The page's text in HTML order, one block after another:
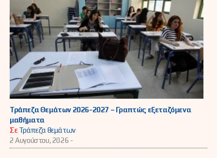
Τράπεζα Θεμάτων 2026-2027 – Γραπτώς εξεταζόμενα
μαθήματα
ΣεΤράπεζα θεμάτων
2 Αυγούστου, 2026 -